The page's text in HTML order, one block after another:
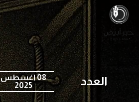
العدد
08 اغسطس
2025